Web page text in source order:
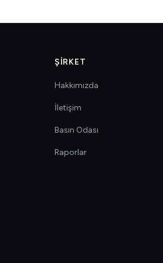
ŞIRKET
Hakkımızda
İletişim
Basın Odası
Raporlar